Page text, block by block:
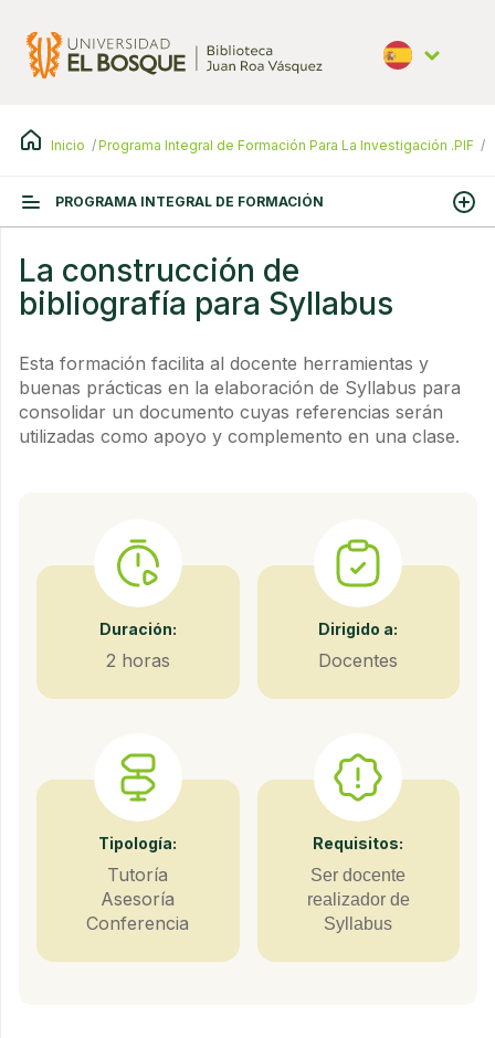
contenido
principal
Español
Inicio Programa Integral de Formación Para La Investigación .PIF
PROGRAMA INTEGRAL DE FORMACIÓN
La construcción de
bibliografía para Syllabus
Esta formación facilita al docente herramientas y
buenas prácticas en la elaboración de Syllabus para
consolidar un documento cuyas referencias serán
utilizadas como apoyo y complemento en una clase.
Duración:
2 horas
Dirigido a:
Docentes
Tipología:
Tutoría
Asesoría
Conferencia
Requisitos:
Ser docente
realizador de
Syllabus